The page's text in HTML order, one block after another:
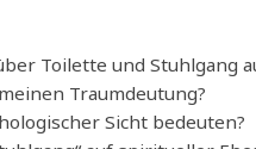
Toilette und Stuhlgang
Traumdeutung?
Sicht bedeuten?